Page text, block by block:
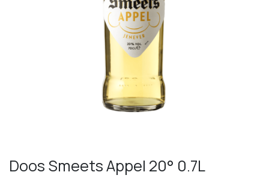
Doos Smeets Appel 20° 0.7L